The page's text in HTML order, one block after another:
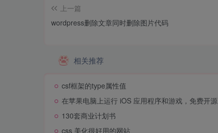
上一篇
wordpress删除文章同时删除图片代码
相关推荐
csf框架的type属性值
在苹果电脑上运行 iOS 应用程序和游戏，免费开源
130套商业计划书
css 美化很好用的网站